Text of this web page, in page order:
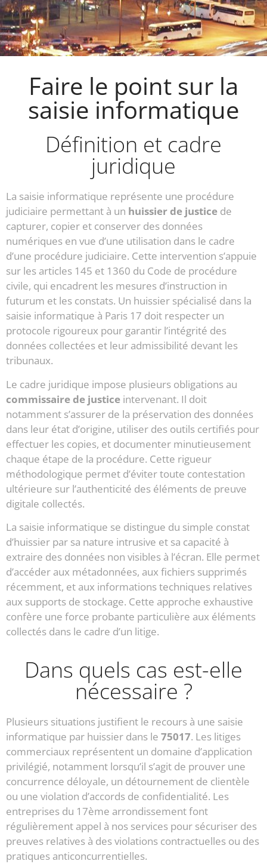
Faire le point sur la
saisie informatique
Définition et cadre
juridique
La saisie informatique représente une procédure
judiciaire permettant à un huissier de justice de
capturer, copier et conserver des données
numériques en vue d’une utilisation dans le cadre
d’une procédure judiciaire. Cette intervention s’appuie
sur les articles 145 et 1360 du Code de procédure
civile, qui encadrent les mesures d’instruction in
futurum et les constats. Un huissier spécialisé dans la
saisie informatique à Paris 17 doit respecter un
protocole rigoureux pour garantir l’intégrité des
données collectées et leur admissibilité devant les
tribunaux.
Le cadre juridique impose plusieurs obligations au
commissaire de justice intervenant. Il doit
notamment s’assurer de la préservation des données
dans leur état d’origine, utiliser des outils certifiés pour
effectuer les copies, et documenter minutieusement
chaque étape de la procédure. Cette rigueur
méthodologique permet d’éviter toute contestation
ultérieure sur l’authenticité des éléments de preuve
digitale collectés.
La saisie informatique se distingue du simple constat
d’huissier par sa nature intrusive et sa capacité à
extraire des données non visibles à l’écran. Elle permet
d’accéder aux métadonnées, aux fichiers supprimés
récemment, et aux informations techniques relatives
aux supports de stockage. Cette approche exhaustive
confère une force probante particulière aux éléments
collectés dans le cadre d’un litige.
Dans quels cas est-elle
nécessaire ?
Plusieurs situations justifient le recours à une saisie
informatique par huissier dans le 75017. Les litiges
commerciaux représentent un domaine d’application
privilégié, notamment lorsqu’il s’agit de prouver une
concurrence déloyale, un détournement de clientèle
ou une violation d’accords de confidentialité. Les
entreprises du 17ème arrondissement font
régulièrement appel à nos services pour sécuriser des
preuves relatives à des violations contractuelles ou des
pratiques anticoncurrentielles.